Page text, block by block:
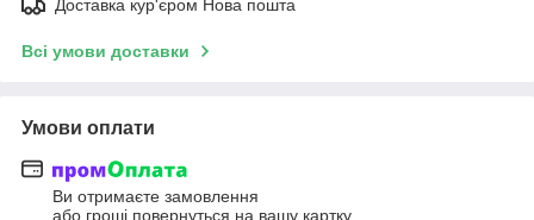
Доставка кур'єром Нова пошта
Всі умови доставки
Умови оплати
Ви отримаєте замовлення
або гроші повернуться на вашу картку